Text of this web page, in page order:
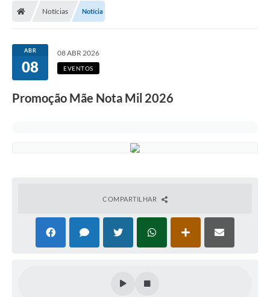
Serviços Públicos
Carta de Serviços
Mapa de estradas rurais
Notícias Notícia
ABR
08
08 ABR 2026
EVENTOS
Promoção Mãe Nota Mil 2026
COMPARTILHAR